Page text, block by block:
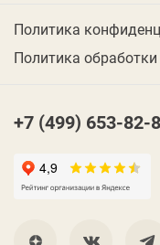
Политика
Политика
+7 (499) 653-82-